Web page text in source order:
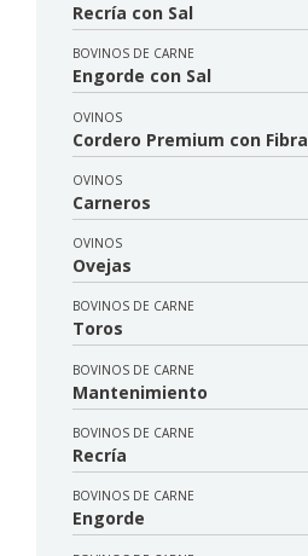
Recría con Sal
BOVINOS DE CARNE
Engorde con Sal
OVINOS
Cordero Premium con Fibra
OVINOS
Carneros
OVINOS
Ovejas
BOVINOS DE CARNE
Toros
BOVINOS DE CARNE
Mantenimiento
BOVINOS DE CARNE
Recría
BOVINOS DE CARNE
Engorde